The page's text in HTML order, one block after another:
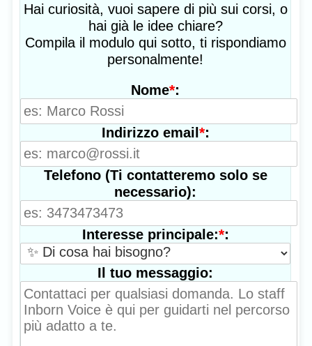
Hai curiosità, vuoi sapere di più sui corsi, o
hai già le idee chiare?
Compila il modulo qui sotto, ti rispondiamo
personalmente!
Nome*:
Indirizzo email *:
Telefono (Ti contatteremo solo se
necessario):
Interesse principale:*:
Il tuo messaggio: